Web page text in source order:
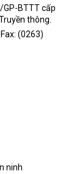
GP-BTTT cấp
thông.
(0263)
ninh